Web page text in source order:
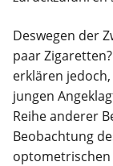
Deswegen der
paar
erklären
jungen
Reihe anderer
Beobachtung
optometrischen